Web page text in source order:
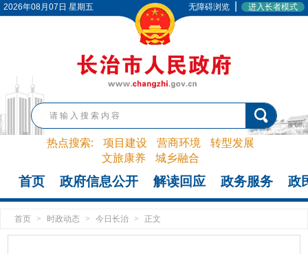
2026年08月07日 星期五 无障碍浏览 进入长者模式
热点搜索: 项目建设 营商环境
转型发展
文旅康养
城乡融合
首页 政府信息公开 解读回应 政务服务 政
首页 > 时政动态 > 今日长治 > 正文